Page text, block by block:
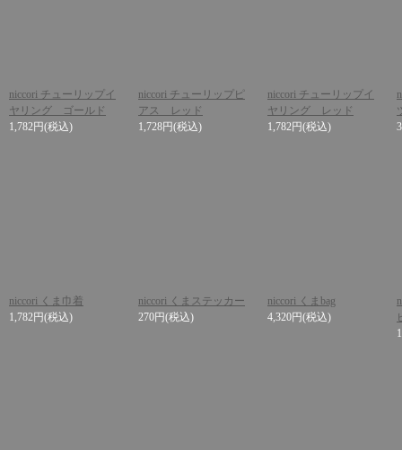
niccori チューリップイ
ヤリング ゴールド
1,782円(税込)
niccori チューリップピ
アス レッド
1,728円(税込)
niccori チューリップイ
ヤリング レッド
1,782円(税込)
niccori くま巾着
1,782円(税込)
niccori くまステッカー
270円(税込)
niccori くまbag
4,320円(税込)